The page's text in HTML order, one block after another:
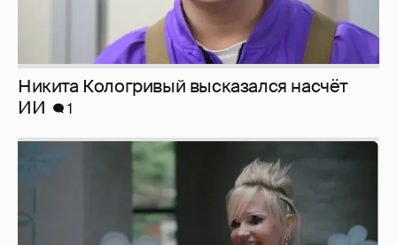
Никита Кологривый высказался насчёт
ИИ
1